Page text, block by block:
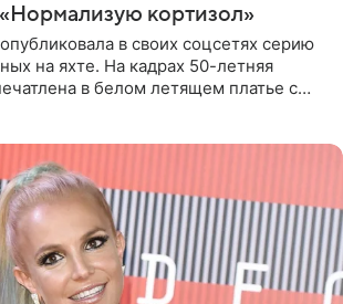
кортизол»
в своих соцсетях серию
на яхте. На кадрах 50-летняя
в белом летящем платье с